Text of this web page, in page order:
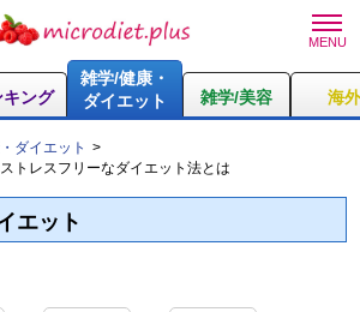
キング
雑学/健康・
ダイエット
雑学/美容 海
ダイエット
トレスフリーなダイエット法とは
エット